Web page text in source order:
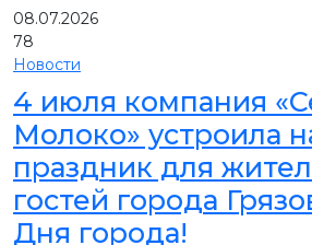
08.07.2026
78
Новости
4 июля компания
Молоко» устроила
праздник для
гостей города
Дня города!